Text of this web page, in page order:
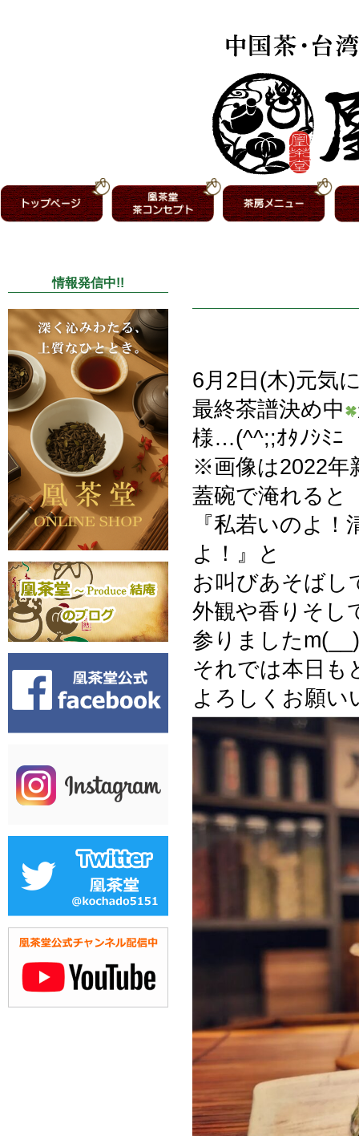
情報発信中!!
6月2日(木)元気
最終茶譜決め中
様…(^^;;ｵﾀﾉｼﾐﾆ
※画像は2022年
蓋碗で淹れると
『私若いのよ
よ！』と
お叫びあそばし
外観や香りそし
参りました
それでは本日も
よろしくお願い